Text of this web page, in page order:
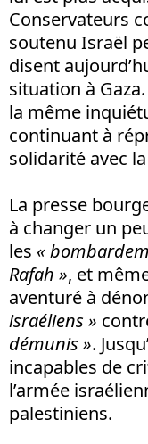
Conservateurs
soutenu Israël
disent
situation à
la même
continuant à
solidarité avec
La presse
à changer un
les «
Rafah », et
aventuré à
israéliens »
démunis ».
incapables de
l’armée
palestiniens.